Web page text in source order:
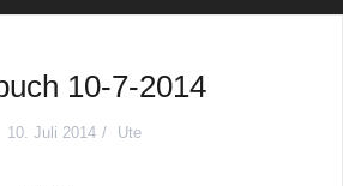
10-7-2014
10. Juli 2014 Ute